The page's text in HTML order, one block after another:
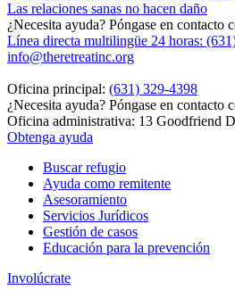
Las relaciones sanas no hacen daño
¿Necesita ayuda? Póngase en contacto
Línea directa multilingüe 24 horas:
info@theretreatinc.org
Oficina principal: (631) 329-4398
¿Necesita ayuda? Póngase en contacto
Oficina administrativa: 13 Goodfriend
Obtenga ayuda
Buscar refugio
Ayuda como remitente
Asesoramiento
Servicios Jurídicos
Gestión de casos
Educación para la prevención
Involúcrate